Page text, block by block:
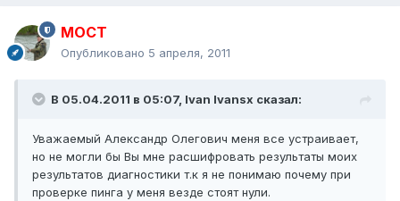
MOCT
Опубликовано 5 апреля, 2011
В 05.04.2011 в 05:07, Ivan Ivansx сказал:
Уважаемый Александр Олегович меня все устраивает,
но не могли бы Вы мне расшифровать результаты моих
результатов диагностики т.к я не понимаю почему при
проверке пинга у меня везде стоят нули.